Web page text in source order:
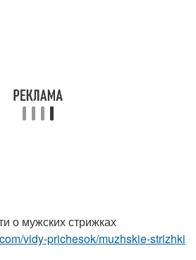
о мужских стрижках
vidy-prichesok/muzhskie-strizhki